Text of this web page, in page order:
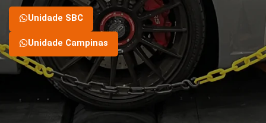
Unidade SBC
Unidade Campinas